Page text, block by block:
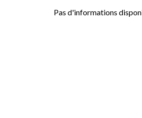
Pas d'informations